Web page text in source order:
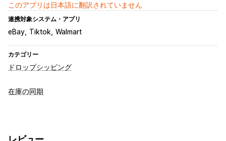
このアプリは日本語に翻訳されていません
連携対象システム・アプリ
eBay Tiktok Walmart
カテゴリー
ドロップシッピング
在庫の同期